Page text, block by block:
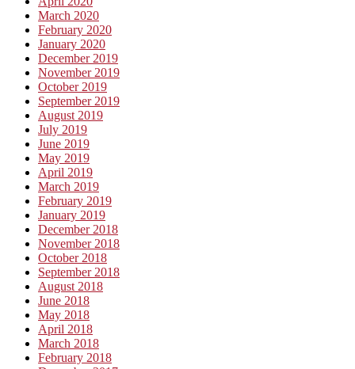
March 2020
February 2020
January 2020
December 2019
November 2019
October 2019
September 2019
August 2019
July 2019
June 2019
May 2019
April 2019
March 2019
February 2019
January 2019
December 2018
November 2018
October 2018
September 2018
August 2018
June 2018
May 2018
April 2018
March 2018
February 2018